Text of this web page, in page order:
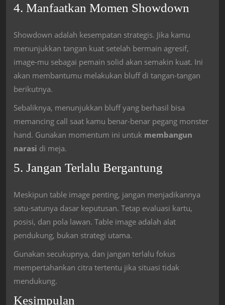
4. Manfaatkan Momen Showdown
Showdown adalah kesempatan strategis. Jika kamu
menunjukkan tangan kuat setelah bermain agresif,
image-mu sebagai pemain solid akan semakin kuat. Ini
akan membantumu melakukan bluff di tangan-tangan
berikutnya.
Sebaliknya, menunjukkan bluff yang berhasil bisa
memancing call saat kamu benar-benar pegang monster
hand. Gunakan momentum ini untuk membangun
narasi di meja.
5. Jangan Terlalu Bergantung
Meskipun table image penting, jangan menjadikannya
satu-satunya dasar keputusan. Tetap evaluasi kartu,
posisi, dan pola lawan. Table image adalah alat
pendukung, bukan strategi utama.
Gunakan secukupnya, dan jangan terlalu fokus
mempertahankan citra tertentu jika situasi tidak
mendukung.
Kesimpulan